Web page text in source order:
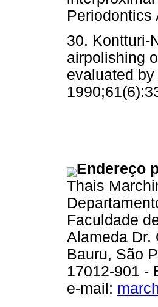
Periodontics
30. Kontturi-
airpolishing
evaluated
Endereço
Thais
Faculdade
Alameda Dr.
Bauru, São
17012-901 -
e-mail: